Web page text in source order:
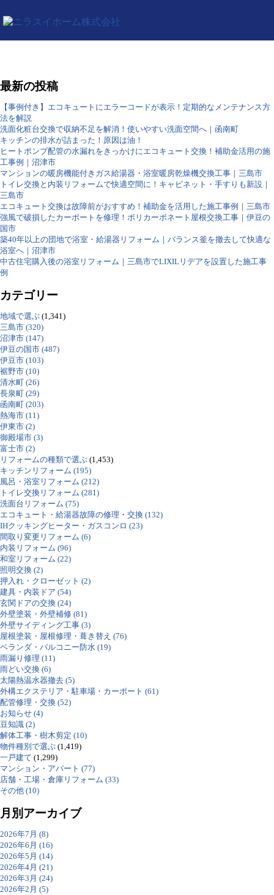
最新の投稿
【事例付き】エコキュートにエラーコードが表示！定期的なメンテナンス方
法を解説
洗面化粧台交換で収納不足を解消！使いやすい洗面空間へ｜函南町
キッチンの排水が詰まった！原因は油！
ヒートポンプ配管の水漏れをきっかけにエコキュート交換！補助金活用の施
工事例｜沼津市
マンションの暖房機能付きガス給湯器・浴室暖房乾燥機交換工事｜三島市
トイレ交換と内装リフォームで快適空間に！キャビネット・手すりも新設｜
三島市
エコキュート交換は故障前がおすすめ！補助金を活用した施工事例｜三島市
強風で破損したカーポートを修理！ポリカーボネート屋根交換工事｜伊豆の
国市
築40年以上の団地で浴室・給湯器リフォーム｜バランス釜を撤去して快適な
浴室へ｜沼津市
中古住宅購入後の浴室リフォーム｜三島市でLIXILリデアを設置した施工事
例
カテゴリー
地域で選ぶ (1,341)
三島市 (320)
沼津市 (147)
伊豆の国市 (487)
伊豆市 (103)
裾野市 (10)
清水町 (26)
長泉町 (29)
函南町 (203)
熱海市 (11)
伊東市 (2)
御殿場市 (3)
富士市 (2)
リフォームの種類で選ぶ (1,453)
キッチンリフォーム (195)
風呂・浴室リフォーム (212)
トイレ交換リフォーム (281)
洗面台リフォーム (75)
エコキュート・給湯器故障の修理・交換 (132)
IHクッキングヒーター・ガスコンロ (23)
間取り変更リフォーム (6)
内装リフォーム (96)
和室リフォーム (22)
照明交換 (2)
押入れ・クローゼット (2)
建具・内装ドア (54)
玄関ドアの交換 (24)
外壁塗装・外壁補修 (81)
外壁サイディング工事 (3)
屋根塗装・屋根修理・葺き替え (76)
ベランダ・バルコニー防水 (19)
雨漏り修理 (11)
雨どい交換 (6)
太陽熱温水器撤去 (5)
外構エクステリア・駐車場・カーポート (61)
配管修理・交換 (52)
お知らせ (4)
豆知識 (2)
解体工事・樹木剪定 (10)
物件種別で選ぶ (1,419)
一戸建て (1,299)
マンション・アパート (77)
店舗・工場・倉庫リフォーム (33)
その他 (10)
月別アーカイブ
2026年7月 (8)
2026年6月 (16)
2026年5月 (14)
2026年4月 (21)
2026年3月 (24)
2026年2月 (5)